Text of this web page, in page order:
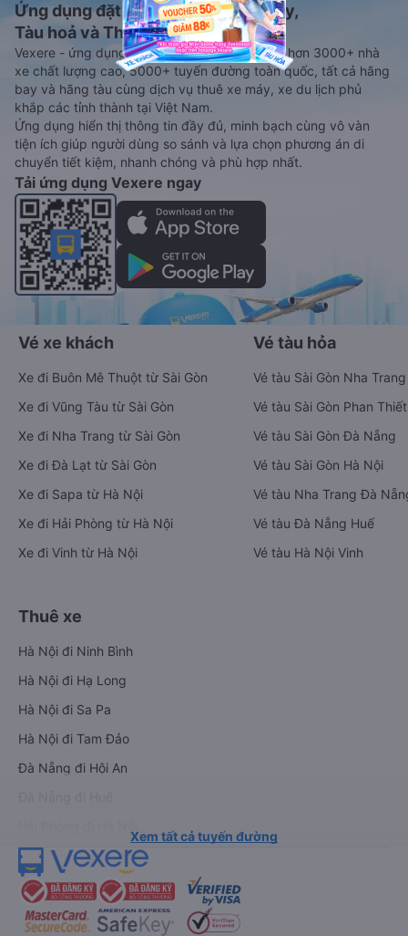
Ứng dụng đặt vé Xe khách, Máy bay,
Tàu hoả và Thuê xe
Vexere - ứng dụng đặt vé đa phương tiện với hơn 3000+ nhà
xe chất lượng cao, 5000+ tuyến đường toàn quốc, tất cả hãng
bay và hãng tàu cùng dịch vụ thuê xe máy, xe du lịch phủ
khắp các tỉnh thành tại Việt Nam.
Ứng dụng hiển thị thông tin đầy đủ, minh bạch cùng vô vàn
tiện ích giúp người dùng so sánh và lựa chọn phương án di
chuyển tiết kiệm, nhanh chóng và phù hợp nhất.
Tải ứng dụng Vexere ngay
Vé xe khách
Xe đi Buôn Mê Thuột từ Sài Gòn
Xe đi Vũng Tàu từ Sài Gòn
Xe đi Nha Trang từ Sài Gòn
Xe đi Đà Lạt từ Sài Gòn
Xe đi Sapa từ Hà Nội
Xe đi Hải Phòng từ Hà Nội
Xe đi Vinh từ Hà Nội
Vé tàu hỏa
Vé tàu Sài Gòn Nha Trang
Vé tàu Sài Gòn Phan Thiết
Vé tàu Sài Gòn Đà Nẵng
Vé tàu Sài Gòn Hà Nội
Vé tàu Nha Trang Đà
Vé tàu Đà Nẵng Huế
Vé tàu Hà Nội Vinh
Thuê xe
Hà Nội đi Ninh Bình
Hà Nội đi Hạ Long
Hà Nội đi Sa Pa
Hà Nội đi Tam Đảo
Đà Nẵng đi Hội An
Xem tất cả tuyến đường